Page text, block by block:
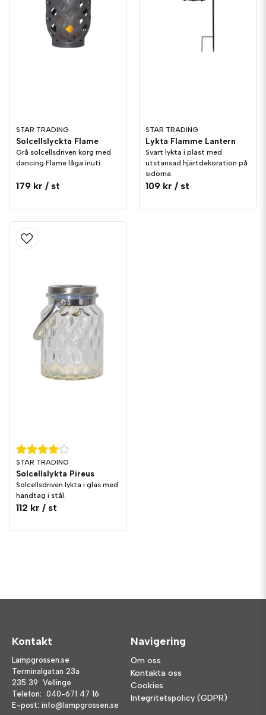
STAR TRADING
Solcellslyckta Flame
Grå solcellsdriven korg med
dancing Flame låga inuti
179 kr / st
STAR TRADING
Lykta Flamme Lantern
Svart lykta i plast med
utstansad hjärtdekoration på
sidorna.
109 kr / st
STAR TRADING
Solcellslykta Pireus
Solcellsdriven lykta i glas med
handtag i stål.
112 kr / st
Kontakt
Lampgrossen.se
Terminalgatan 23a
235 39 Vellinge
Telefon: 040-671 47 16
E-post: info@lampgrossen.se
Navigering
Om oss
Kontakta oss
Cookies
Integritetspolicy (GDPR)